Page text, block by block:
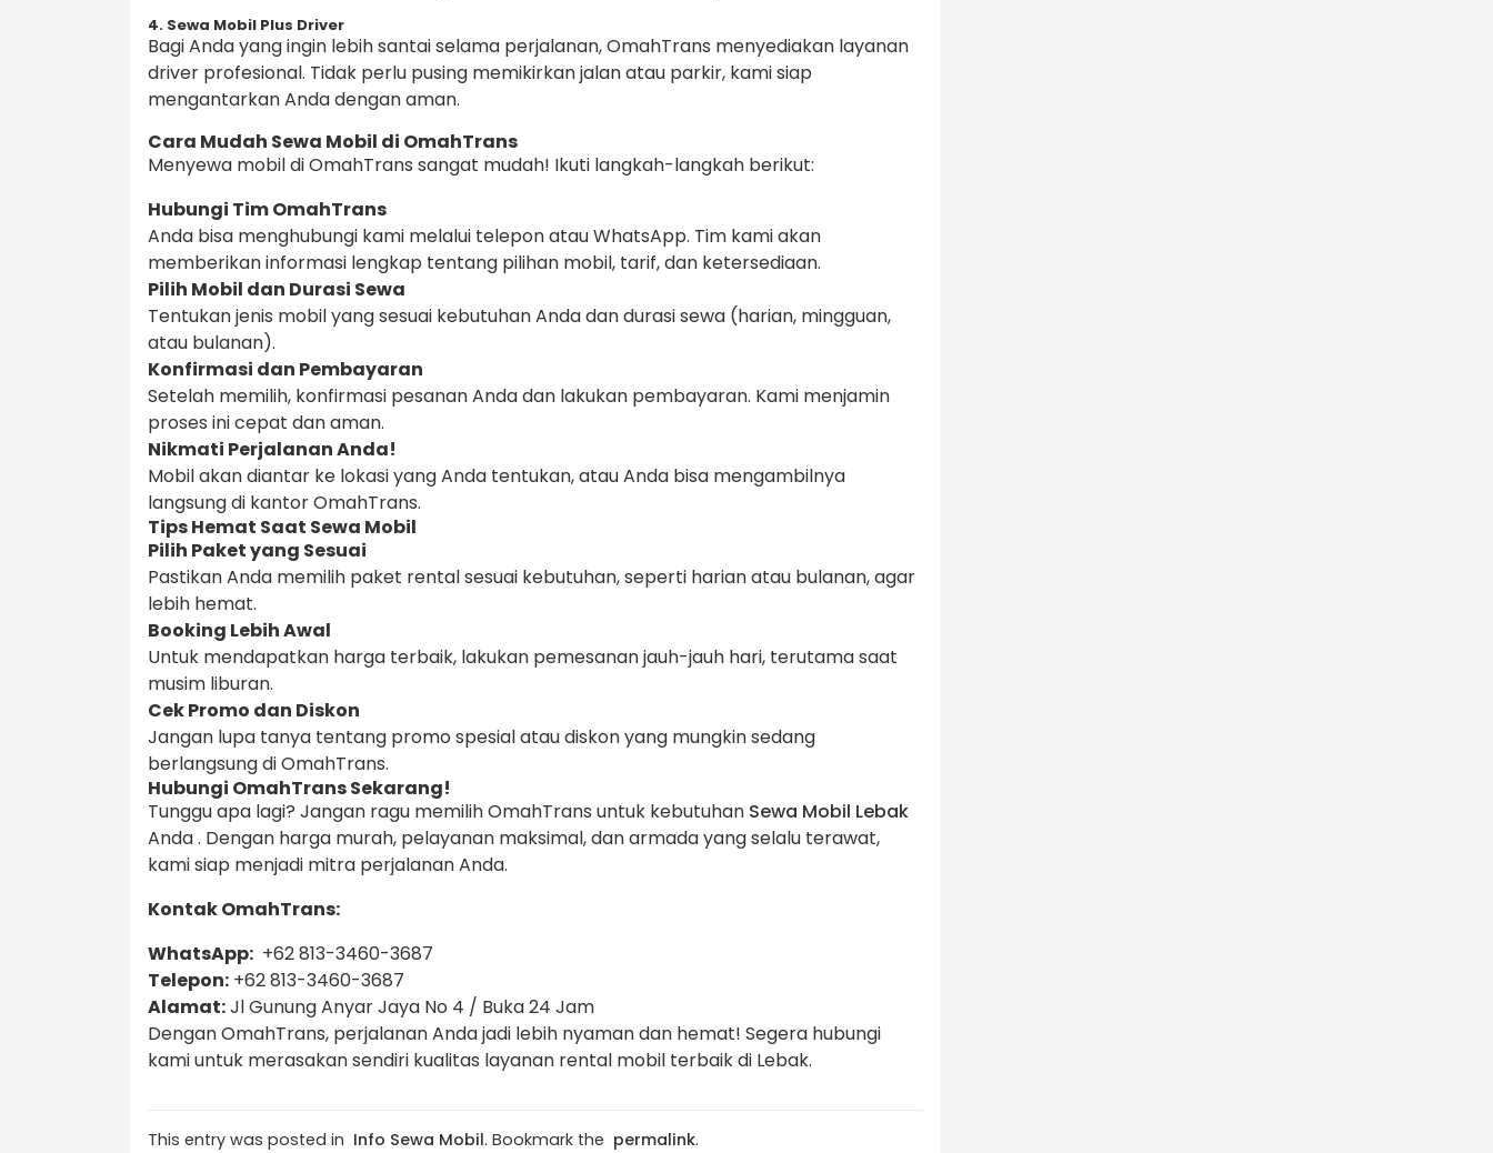
4. Sewa Mobil Plus Driver
Bagi Anda yang ingin lebih santai selama perjalanan, OmahTrans menyediakan layanan
driver profesional. Tidak perlu pusing memikirkan jalan atau parkir, kami siap
mengantarkan Anda dengan aman.
Cara Mudah Sewa Mobil di OmahTrans
Menyewa mobil di OmahTrans sangat mudah! Ikuti langkah-langkah berikut:
Hubungi Tim OmahTrans
Anda bisa menghubungi kami melalui telepon atau WhatsApp. Tim kami akan
memberikan informasi lengkap tentang pilihan mobil, tarif, dan ketersediaan.
Pilih Mobil dan Durasi Sewa
Tentukan jenis mobil yang sesuai kebutuhan Anda dan durasi sewa (harian, mingguan,
atau bulanan).
Konfirmasi dan Pembayaran
Setelah memilih, konfirmasi pesanan Anda dan lakukan pembayaran. Kami menjamin
proses ini cepat dan aman.
Nikmati Perjalanan Anda!
Mobil akan diantar ke lokasi yang Anda tentukan, atau Anda bisa mengambilnya
langsung di kantor OmahTrans.
Tips Hemat Saat Sewa Mobil
Pilih Paket yang Sesuai
Pastikan Anda memilih paket rental sesuai kebutuhan, seperti harian atau bulanan, agar
lebih hemat.
Booking Lebih Awal
Untuk mendapatkan harga terbaik, lakukan pemesanan jauh-jauh hari, terutama saat
musim liburan.
Cek Promo dan Diskon
Jangan lupa tanya tentang promo spesial atau diskon yang mungkin sedang
berlangsung di OmahTrans.
Hubungi OmahTrans Sekarang!
Tunggu apa lagi? Jangan ragu memilih OmahTrans untuk kebutuhan Sewa Mobil Lebak
Anda . Dengan harga murah, pelayanan maksimal, dan armada yang selalu terawat,
kami siap menjadi mitra perjalanan Anda.
Kontak OmahTrans:
WhatsApp: +62 813-3460-3687
Telepon: +62 813-3460-3687
Alamat:Jl Gunung Anyar Jaya No 4 / Buka 24 Jam
Dengan OmahTrans, perjalanan Anda jadi lebih nyaman dan hemat! Segera hubungi
kami untuk merasakan sendiri kualitas layanan rental mobil terbaik di Lebak.
This entry was posted in Info Sewa Mobil. Bookmark the permalink.